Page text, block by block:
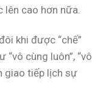
cao hơn nữa.
khi được “chế”
cùng luôn”, “vô
giao tiếp lịch sự